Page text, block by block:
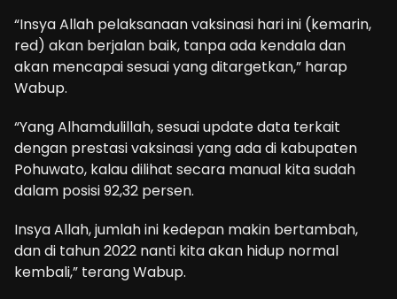
“Insya Allah pelaksanaan vaksinasi hari ini (kemarin,
red) akan berjalan baik, tanpa ada kendala dan
akan mencapai sesuai yang ditargetkan,” harap
Wabup.
“Yang Alhamdulillah, sesuai update data terkait
dengan prestasi vaksinasi yang ada di kabupaten
Pohuwato, kalau dilihat secara manual kita sudah
dalam posisi 92,32 persen.
Insya Allah, jumlah ini kedepan makin bertambah,
dan di tahun 2022 nanti kita akan hidup normal
kembali,” terang Wabup.